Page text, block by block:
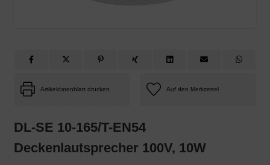
Artikeldatenblatt drucken
DL-SE 10-165/T-EN54
Deckenlautsprecher 100V, 10W